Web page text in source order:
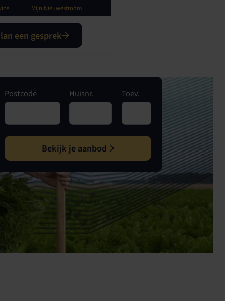
Mijn Nieuwestroom
een gesprek
Postcode Huisnr. Toev.
Bekijk je aanbod